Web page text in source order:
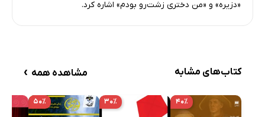
27 دقیقه فصل دوم - بخش نهم - قسمت اول
21 دقیقه فصل دوم - بخش نهم - قسمت دوم
«دزیره» و «من دختری زشت‌رو بودم» اشاره کرد.
کتاب‌های مشابه مشاهده همه ›
۴۰٪ ۳۰٪ ۵۰٪